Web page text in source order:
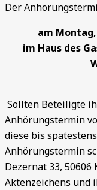
Der
am Montag,
im Haus des
Sollten Beteiligte
Anhörungstermin
diese bis
Anhörungstermin
Dezernat 33, 50606
Aktenzeichens und